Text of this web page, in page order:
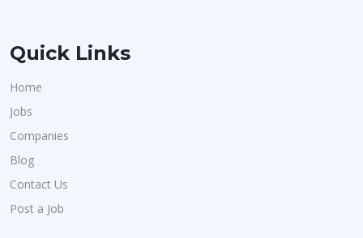
Quick Links
Home
Jobs
Companies
Blog
Contact Us
Post a Job